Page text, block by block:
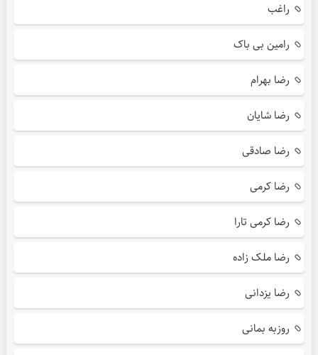
راغب
رامین بی باک
رضا بهرام
رضا شایان
رضا صادقی
رضا کرمی
رضا کرمی تارا
رضا ملک زاده
رضا یزدانی
روزبه بمانی